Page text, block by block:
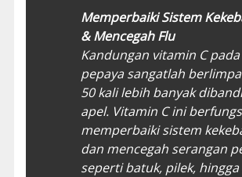
Memperbaiki Sistem
& Mencegah Flu
Kandungan vitamin C
pepaya sangatlah
50 kali lebih banyak
apel. Vitamin C ini
memperbaiki sistem
dan mencegah serangan
seperti batuk, pilek, hingga